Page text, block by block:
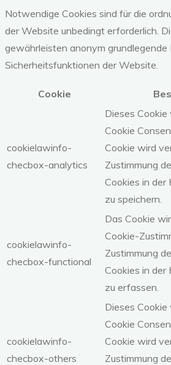
Notwendige Cookies sind für die
der Website unbedingt erforderlich.
gewährleisten anonym grundlegende
Sicherheitsfunktionen der Website.
Cookie
cookielawinfo-
checbox-analytics
Dieses
Cookie
Cookie wird
Zustimmung
Cookies in der
zu speichern.
cookielawinfo-
checbox-functional
Das Cookie
Cookie-
Zustimmung
Cookies in der
zu erfassen.
cookielawinfo-
checbox-others
Dieses
Cookie
Cookie wird
Zustimmung